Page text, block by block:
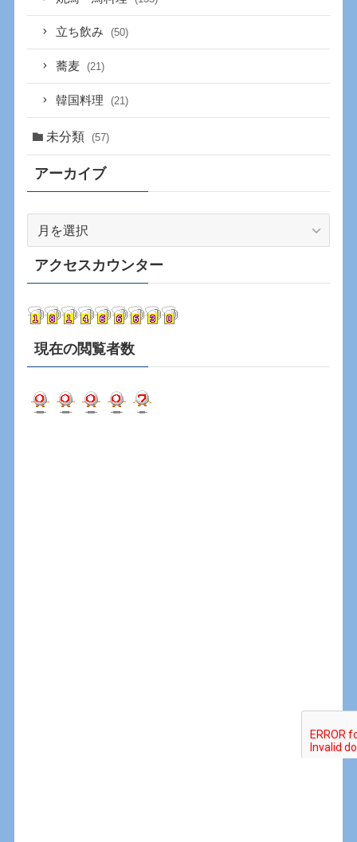
立ち飲み (50)
蕎麦 (21)
韓国料理 (21)
未分類 (57)
アーカイブ
カ
イ
アクセスカウンター
現在の閲覧者数